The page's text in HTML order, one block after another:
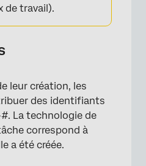
de travail).
leur création, les
des identifiants
La technologie de
correspond à
a été créée.